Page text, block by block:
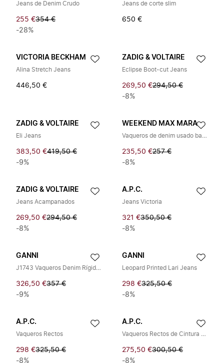
Jeans de Denim Crudo
255 €354 €
-28%
Jeans de corte slim
650 €
VICTORIA BECKHAM
Alina Stretch Jeans
446,50 €
ZADIG & VOLTAIRE
Eclipse Boot-cut Jeans
269,50 €294,50 €
-8%
ZADIG & VOLTAIRE
Eli Jeans
383,50 €419,50 €
-9%
WEEKEND MAX MARA
Vaqueros de denim usado barril
235,50 €257 €
-8%
ZADIG & VOLTAIRE
Jeans Acampanados
269,50 €294,50 €
-8%
A.P.C.
Jeans Victoria
321 €350,50 €
-8%
GANNI
J1743 Vaqueros Denim Rígido Suave
326,50 €357 €
-9%
GANNI
Leopard Printed Lari Jeans
298 €325,50 €
-8%
A.P.C.
Vaqueros Rectos
298 €325,50 €
-8%
A.P.C.
Vaqueros Rectos de Cintura Alta
275,50 €300,50 €
-8%